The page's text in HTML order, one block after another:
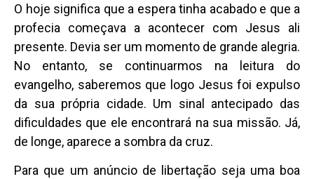
O hoje significa que a espera tinha acabado e que a
profecia começava a acontecer com Jesus ali
presente. Devia ser um momento de grande alegria.
No entanto, se continuarmos na leitura do
evangelho, saberemos que logo Jesus foi expulso
da sua própria cidade. Um sinal antecipado das
dificuldades que ele encontrará na sua missão. Já,
de longe, aparece a sombra da cruz.
Para que um anúncio de libertação seja uma boa